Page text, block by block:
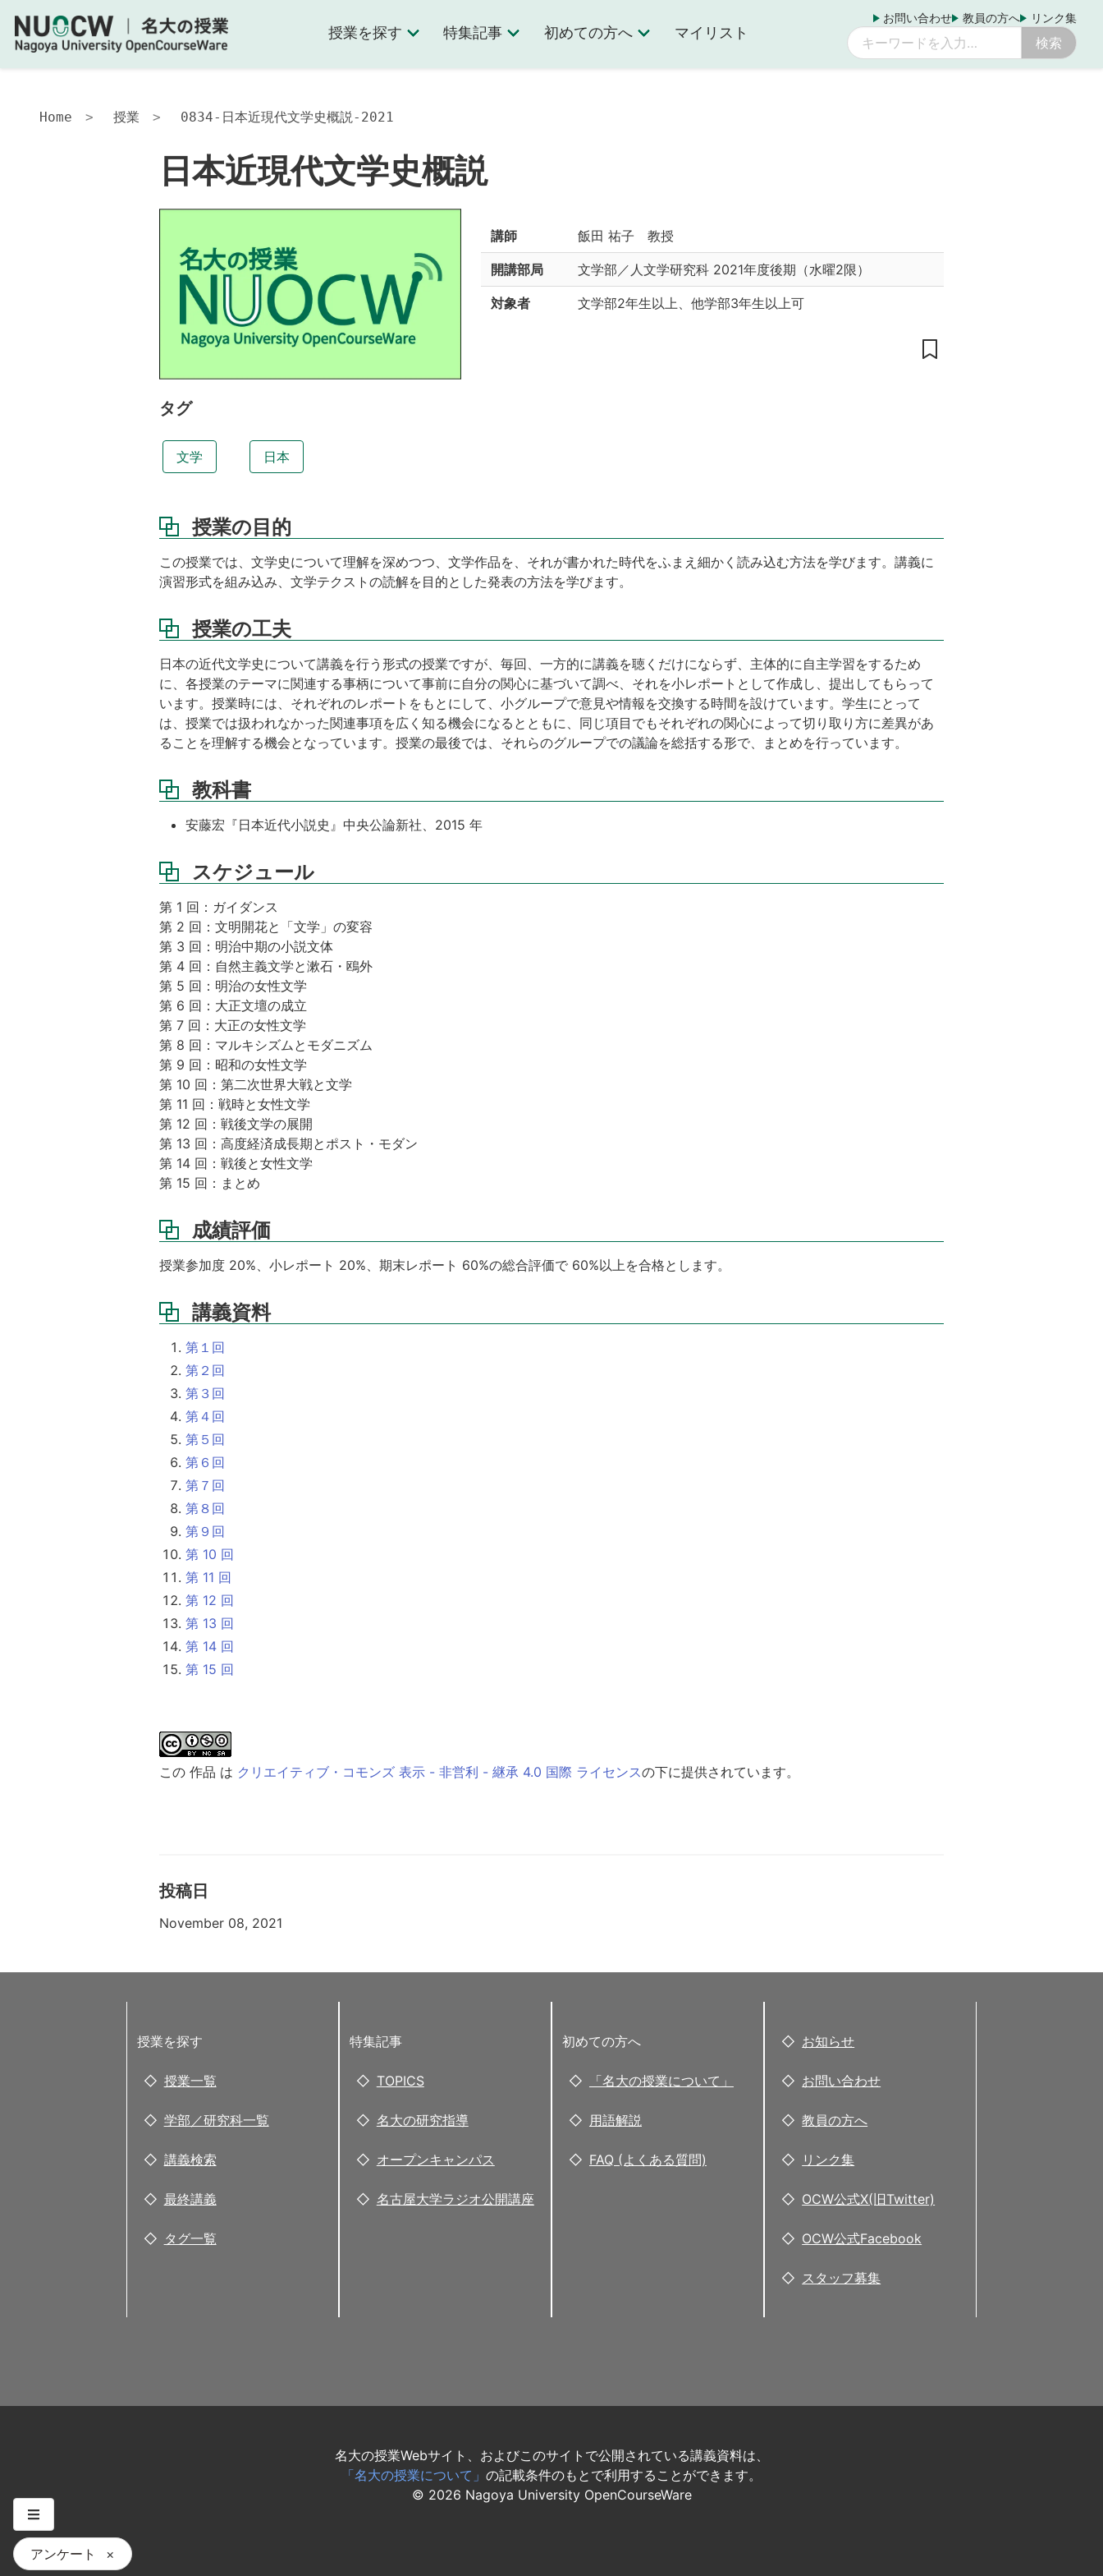
授業を探す 特集記事 初めての方へ マイリスト
お問い合わせ 教員の方へ リンク集
Home 授業 0834-日本近現代文学史概説-2021
日本近現代文学史概説
講師 飯田 祐子 教授
開講部局 文学部／人文学研究科 2021年度後期（水曜2限）
対象者 文学部2年生以上、他学部3年生以上可
タグ
文学 日本
授業の目的
この授業では、文学史について理解を深めつつ、文学作品を、それが書かれた時代をふまえ細かく読み込む方法を学びます。講義に
演習形式を組み込み、文学テクストの読解を目的とした発表の方法を学びます。
授業の工夫
日本の近代文学史について講義を行う形式の授業ですが、毎回、一方的に講義を聴くだけにならず、主体的に自主学習をするため
に、各授業のテーマに関連する事柄について事前に自分の関心に基づいて調べ、それを小レポートとして作成し、提出してもらって
います。授業時には、それぞれのレポートをもとにして、小グループで意見や情報を交換する時間を設けています。学生にとって
は、授業では扱われなかった関連事項を広く知る機会になるとともに、同じ項目でもそれぞれの関心によって切り取り方に差異があ
ることを理解する機会となっています。授業の最後では、それらのグループでの議論を総括する形で、まとめを行っています。
教科書
安藤宏『日本近代小説史』中央公論新社、2015 年
スケジュール
第 1 回：ガイダンス
第 2 回：文明開花と「文学」の変容
第 3 回：明治中期の小説文体
第 4 回：自然主義文学と漱石・鴎外
第 5 回：明治の女性文学
第 6 回：大正文壇の成立
第 7 回：大正の女性文学
第 8 回：マルキシズムとモダニズム
第 9 回：昭和の女性文学
第 10 回：第二次世界大戦と文学
第 11 回：戦時と女性文学
第 12 回：戦後文学の展開
第 13 回：高度経済成長期とポスト・モダン
第 14 回：戦後と女性文学
第 15 回：まとめ
成績評価
授業参加度 20%、小レポート 20%、期末レポート 60%の総合評価で 60%以上を合格とします。
講義資料
第１回
第２回
第３回
第４回
第５回
第６回
第７回
第８回
第９回
第 10 回
第 11 回
第 12 回
第 13 回
第 14 回
第 15 回
この 作品 は クリエイティブ・コモンズ 表示 - 非営利 - 継承 4.0 国際 ライセンスの下に提供されています。
投稿日
November 08, 2021
アンケート ×
授業を探す
授業一覧
学部／研究科一覧
講義検索
最終講義
タグ一覧
特集記事
TOPICS
名大の研究指導
オープンキャンパス
名古屋大学ラジオ公開講座
初めての方へ
「名大の授業について」
用語解説
FAQ (よくある質問)
お知らせ
お問い合わせ
教員の方へ
リンク集
OCW公式X(旧Twitter)
OCW公式Facebook
スタッフ募集
名大の授業Webサイト、およびこのサイトで公開されている講義資料は、
「名大の授業について」 の記載条件のもとで利用することができます。
© 2026 Nagoya University OpenCourseWare